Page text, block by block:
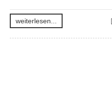
weiterlesen...